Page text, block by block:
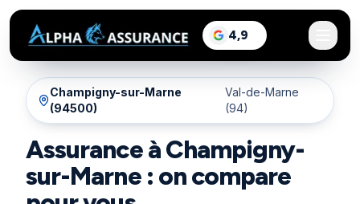
4,9
sur Google, voir les
Champigny-sur-Marne
(94500)
Val-de-Marne
(94)
Assurance à Champigny-
sur-Marne : on compare